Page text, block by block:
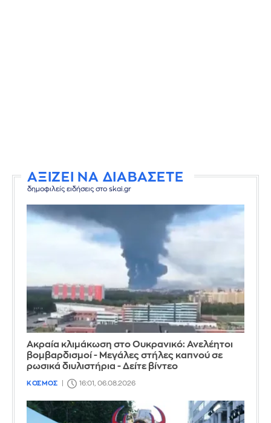
ΑΞΙΖΕΙ ΝΑ ΔΙΑΒΑΣΕΤΕ
δημοφιλείς ειδήσεις στο skai.gr
Ακραία κλιμάκωση στο Ουκρανικό: Ανελέητοι
βομβαρδισμοί - Μεγάλες στήλες καπνού σε
ρωσικά διυλιστήρια - Δείτε βίντεο
ΚΟΣΜΟΣ 16:01, 06.08.2026